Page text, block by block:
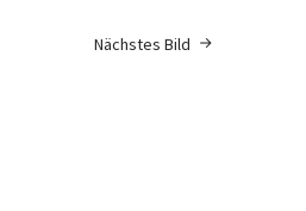
Nächstes Bild